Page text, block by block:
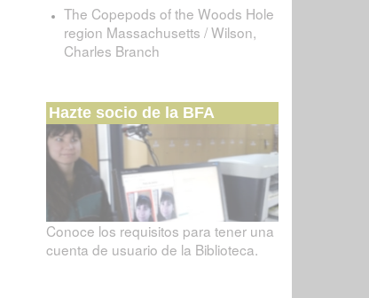
The Copepods of the Woods Hole
region Massachusetts / Wilson,
Charles Branch
Hazte socio de la BFA
Conoce los requisitos para tener una
cuenta de usuario de la Biblioteca.